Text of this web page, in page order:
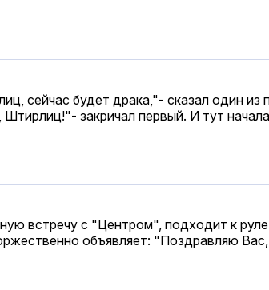
сейчас будет драка,"- сказал один
закричал первый. И тут
встречу с "Центром", подходит к
объявляет: "Поздравляю